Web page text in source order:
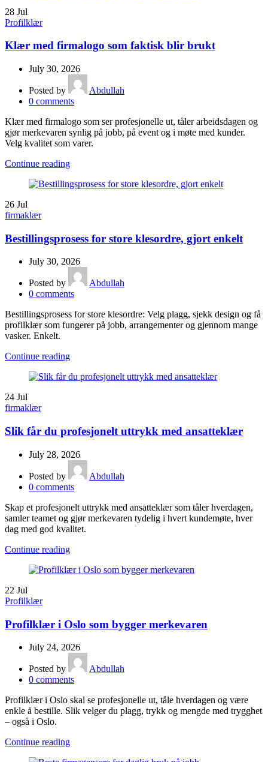
28 Jul
Profilklær
Klær med firmalogo som faktisk blir brukt
July 30, 2026
Posted by
Abdullah
0 comments
Klær med firmalogo som ser profesjonelle ut, tåler arbeidsdagen og
gjør merkevaren synlig på jobb, på event og i møte med kunder.
Velg kvalitet som varer.
Continue reading
26 Jul
firmaklær
Bestillingsprosess for store klesordre, gjort enkelt
July 30, 2026
Posted by
Abdullah
0 comments
Bestillingsprosess for store klesordre: Velg plagg, sjekk design og få
profilklær som fungerer på jobb, arrangementer og gjennom mange
vasker. Enkelt.
Continue reading
24 Jul
firmaklær
Slik får du profesjonelt uttrykk med ansatteklær
July 28, 2026
Posted by
Abdullah
0 comments
Skap et profesjonelt uttrykk med ansatteklær som tåler hverdagen,
samler teamet og gjør merkevaren tydelig i hvert kundemøte, hver
dag med god kvalitet.
Continue reading
22 Jul
Profilklær
Profilklær i Oslo som bygger merkevaren
July 24, 2026
Posted by
Abdullah
0 comments
Profilklær i Oslo skal se profesjonelle ut, tåle hverdagen og være
enkle å bestille. Slik velger du plagg, trykk og mengde med trygghet
– også i Oslo.
Continue reading